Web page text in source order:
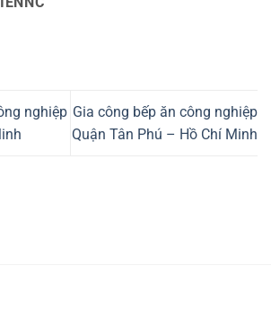
nghiệp Gia công bếp ăn công nghiệp
Quận Tân Phú – Hồ Chí Minh